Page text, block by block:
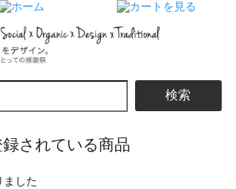
検索
録されている商品
ました